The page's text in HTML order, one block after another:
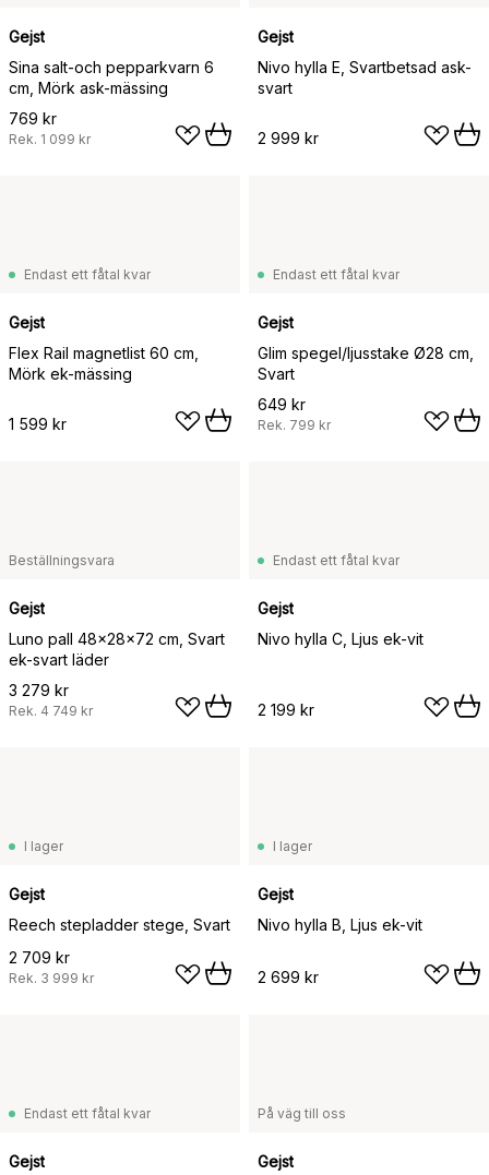
Gejst
Sina salt-och pepparkvarn 6
cm, Mörk ask-mässing
769 kr
Rek. 1 099 kr
Gejst
Nivo hylla E, Svartbetsad ask-
svart
2 999 kr
Endast ett fåtal kvar
Gejst
Flex Rail magnetlist 60 cm,
Mörk ek-mässing
1 599 kr
Endast ett fåtal kvar
Gejst
Glim spegel/ljusstake Ø28 cm,
Svart
649 kr
Rek. 799 kr
Beställningsvara
Gejst
Luno pall 48x28x72 cm, Svart
ek-svart läder
3 279 kr
Rek. 4 749 kr
Endast ett fåtal kvar
Gejst
Nivo hylla C, Ljus ek-vit
2 199 kr
I lager
Gejst
Reech stepladder stege, Svart
2 709 kr
Rek. 3 999 kr
I lager
Gejst
Nivo hylla B, Ljus ek-vit
2 699 kr
Endast ett fåtal kvar
Gejst
På väg till oss
Gejst